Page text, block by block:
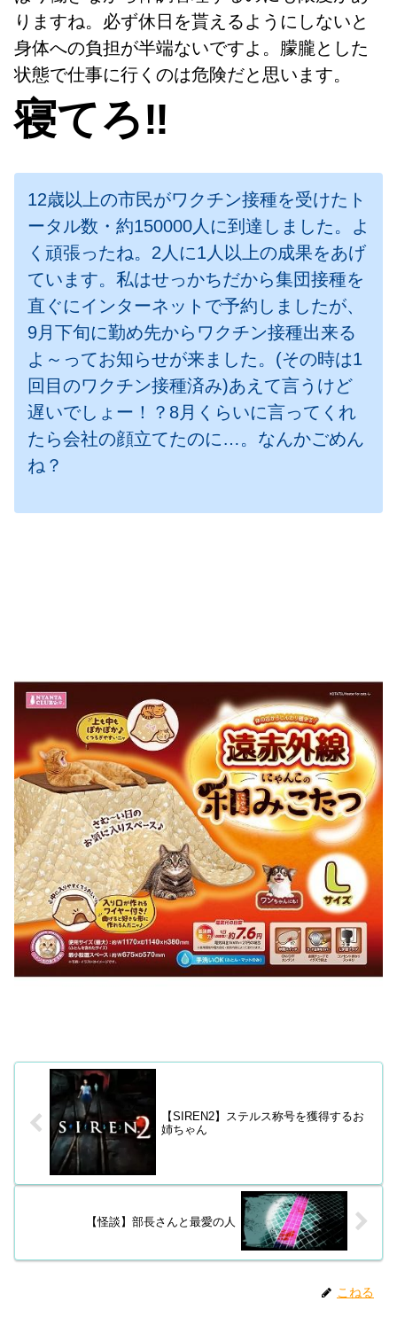
りますね。必ず休日を貰えるようにしないと
身体への負担が半端ないですよ。朦朧とした
状態で仕事に行くのは危険だと思います。
寝てろ‼️
12歳以上の市民がワクチン接種を受けたト
ータル数・約150000人に到達しました。よ
く頑張ったね。2人に1人以上の成果をあげ
ています。私はせっかちだから集団接種を
直ぐにインターネットで予約しましたが、
9月下旬に勤め先からワクチン接種出来る
よ～ってお知らせが来ました。(その時は1
回目のワクチン接種済み)あえて言うけど
遅いでしょー！？8月くらいに言ってくれ
たら会社の顔立てたのに…。なんかごめん
ね？
【SIREN2】ステルス称号を獲得するお
姉ちゃん
【怪談】部長さんと最愛の人
こねる